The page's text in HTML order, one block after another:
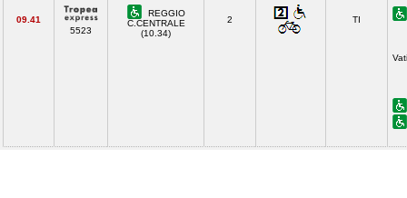
09.41
5523
REGGIO
C.CENTRALE
(10.34)
2 TI